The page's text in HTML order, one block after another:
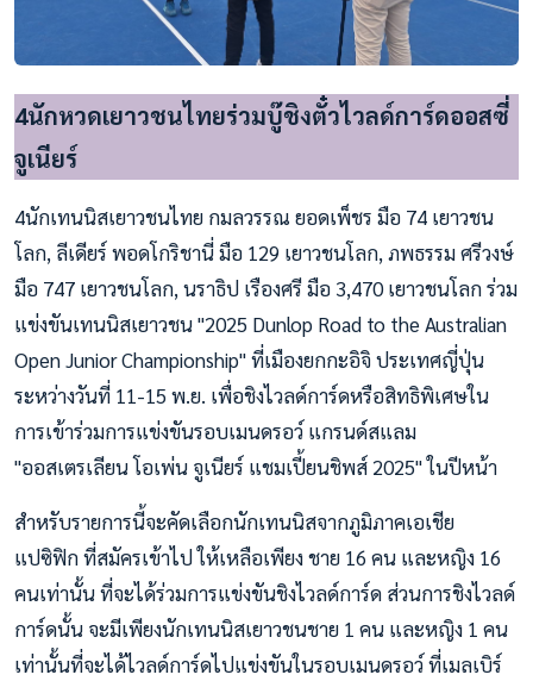
4นักหวดเยาวชนไทยร่วมบู๊ชิงตั๋วไวลด์การ์ดออสซี่
จูเนียร์
4นักเทนนิสเยาวชนไทย กมลวรรณ ยอดเพ็ชร มือ 74 เยาวชน
โลก, ลีเดียร์ พอดโกริชานี่ มือ 129 เยาวชนโลก, ภพธรรม ศรีวงษ์
มือ 747 เยาวชนโลก, นราธิป เรืองศรี มือ 3,470 เยาวชนโลก ร่วม
แข่งขันเทนนิสเยาวชน "2025 Dunlop Road to the Australian
Open Junior Championship" ที่เมืองยกกะอิจิ ประเทศญี่ปุ่น
ระหว่างวันที่ 11-15 พ.ย. เพื่อชิงไวลด์การ์ดหรือสิทธิพิเศษใน
การเข้าร่วมการแข่งขันรอบเมนดรอว์ แกรนด์สแลม
"ออสเตรเลียน โอเพ่น จูเนียร์ แชมเปี้ยนชิพส์ 2025" ในปีหน้า
สำหรับรายการนี้จะคัดเลือกนักเทนนิสจากภูมิภาคเอเชีย
แปซิฟิก ที่สมัครเข้าไป ให้เหลือเพียง ชาย 16 คน และหญิง 16
คนเท่านั้น ที่จะได้ร่วมการแข่งขันชิงไวลด์การ์ด ส่วนการชิงไวลด์
การ์ดนั้น จะมีเพียงนักเทนนิสเยาวชนชาย 1 คน และหญิง 1 คน
เท่านั้นที่จะได้ไวลด์การ์ดไปแข่งขันในรอบเมนดรอว์ ที่เมลเบิร์